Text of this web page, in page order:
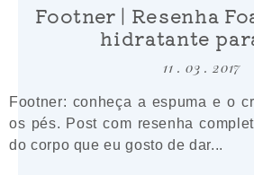
Footner | Resenha
hidratante
11 . 03 . 2017
Footner: conheça a espuma e o
os pés. Post com resenha
do corpo que eu gosto de dar...